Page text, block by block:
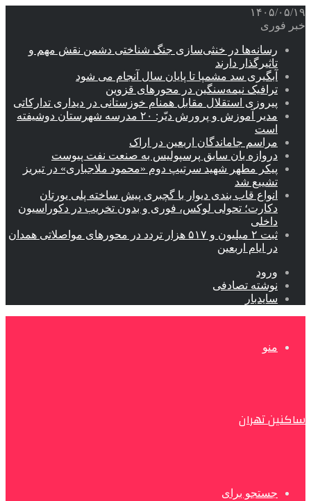
۱۴۰۵/۰۵/۱۹
خبر فوری
رسانه‌ها در خنثی‌سازی جنگ شناختی دشمن نقش‌ مهم و
تاثیرگذار دارند
آبگیری سد مشمپا تا پایان سال آنجام می شود
ترافیک نیمه‌سنگین در محورهای قزوین
پیروزی استقلال مقابل همنام خوزستانی در دیداری تدارکاتی
مدیر آموزش و پرورش دیّر: ۲۰ مدرسه شهرستان دوشیفته
است
مراسم جاماندگان اربعین در اراک
دروازه بان سابق پرسپولیس به صنعت نفت پیوست
پیکر مطهر شهید سرتیپ دوم «محمود ملاجباری» در تبریز
تشییع شد
انواع قاب بندی دیوار با گچبری پیش ساخته پلی یورتان
دکارت؛ تحولی لوکس، فوری و بدون تخریب در دکوراسیون
داخلی
ثبت ۲ میلیون و ۵۱۷ هزار تردد در محورهای مواصلاتی همدان
در ایام اربعین
ورود
نوشته تصادفی
سایدبار
منو
ساکنین تهران
جستجو برای